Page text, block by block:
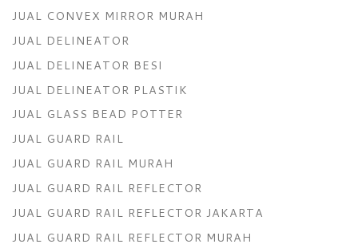
JUAL CONVEX MIRROR MURAH
JUAL DELINEATOR
JUAL DELINEATOR BESI
JUAL DELINEATOR PLASTIK
JUAL GLASS BEAD POTTER
JUAL GUARD RAIL
JUAL GUARD RAIL MURAH
JUAL GUARD RAIL REFLECTOR
JUAL GUARD RAIL REFLECTOR JAKARTA
JUAL GUARD RAIL REFLECTOR MURAH